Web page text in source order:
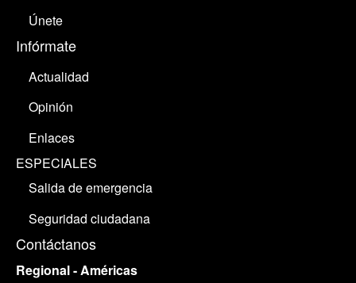
Únete
Infórmate
Actualidad
Opinión
Enlaces
ESPECIALES
Salida de emergencia
Seguridad ciudadana
Contáctanos
Regional - Américas